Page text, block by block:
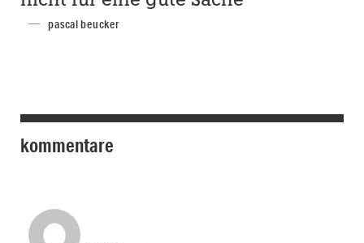
pascal beucker
kommentare